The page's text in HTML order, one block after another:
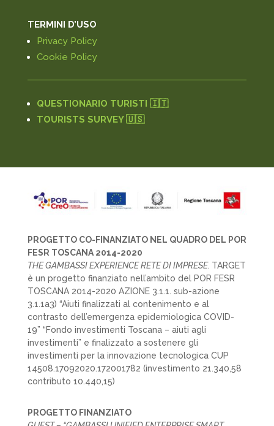
TERMINI D’USO
Privacy Policy
Cookie Policy
QUESTIONARIO TURISTI 🇮🇹
TOURISTS SURVEY 🇺🇸
PROGETTO CO-FINANZIATO NEL QUADRO DEL POR
FESR TOSCANA 2014-2020
THE GAMBASSI EXPERIENCE RETE DI IMPRESE. TARGET
è un progetto finanziato nell’ambito del POR FESR
TOSCANA 2014-2020 AZIONE 3.1.1. sub-azione
3.1.1a3) “Aiuti finalizzati al contenimento e al
contrasto dell’emergenza epidemiologica COVID-
19” “Fondo investimenti Toscana – aiuti agli
investimenti” e finalizzato a sostenere gli
investimenti per la innovazione tecnologica CUP
14508.17092020.172001782 (investimento 21.340,58
contributo 10.440,15)
PROGETTO FINANZIATO